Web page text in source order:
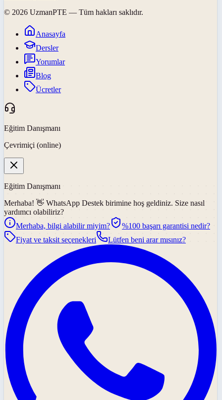
© 2026 UzmanPTE — Tüm hakları saklıdır.
Anasayfa
Dersler
Yorumlar
Blog
Ücretler
Eğitim Danışmanı
Çevrimiçi (online)
Eğitim Danışmanı
Merhaba! 👋 WhatsApp Destek birimine hoş geldiniz. Size nasıl
yardımcı olabiliriz?
Merhaba, bilgi alabilir miyim?
%100 başarı garantisi nedir?
Fiyat ve taksit seçenekleri
Lütfen beni arar mısınız?